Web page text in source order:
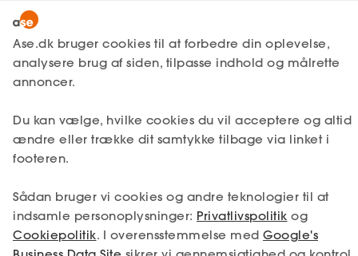
MitAse
Ase Selvstændig
Dokumenter.dk
Lønmodtager
A-kasse
Fagforening
Lønsikring
Få svar
Selvstændig
Studerende
Lønmodtager Få svar
Ansættelse
Ansættelsesformer
Bijob
eller sidejob, som du påtager dig udover
din primære beskæftigelse, fx et arbejde
eller studie.
Ase.dk bruger cookies til at forbedre din oplevelse,
analysere brug af siden, tilpasse indhold og målrette
annoncer.
Du kan vælge, hvilke cookies du vil acceptere og altid
ændre eller trække dit samtykke tilbage via linket i
footeren.
Sådan bruger vi cookies og andre teknologier til at
indsamle personoplysninger: Privatlivspolitik og
Cookiepolitik. I overensstemmelse med Google's